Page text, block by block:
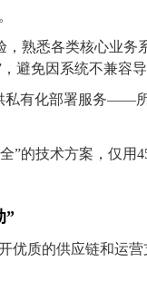
熟悉各类核心业
避免因系统不兼容导
私有化部署服务——
”的技术方案，仅用
”
优质的供应链和运